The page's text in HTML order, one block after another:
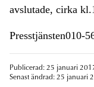
avslutade, cirka
Presstjänsten010-
Publicerad: 25 januari
Senast ändrad: 25 januari